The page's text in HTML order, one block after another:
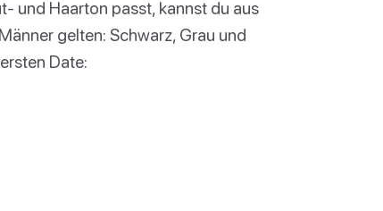
und Haarton passt, kannst du aus
gelten: Schwarz, Grau und
Date: